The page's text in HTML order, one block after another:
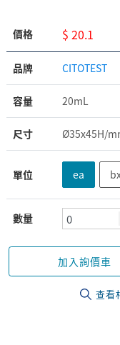
價格 $ 20.1
品牌 CITOTEST
容量 20mL
尺寸 Ø35x45H/
單位 ea
數量
加入詢價車
查看